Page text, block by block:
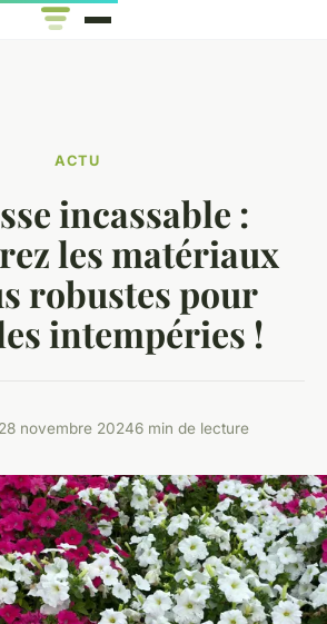
ACTU
incassable :
les matériaux
robustes pour
intempéries !
novembre 20246 min de lecture